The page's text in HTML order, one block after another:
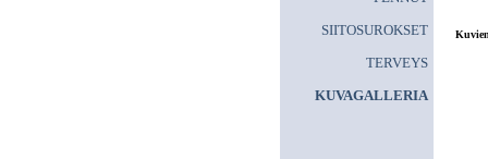
SIITOSUROKSET
TERVEYS
KUVAGALLERIA